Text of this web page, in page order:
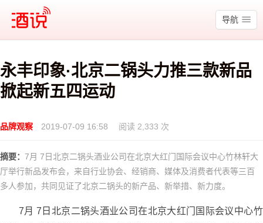
酒说
导航
永丰印象·北京二锅头力推三款新品
掀起新五四运动
品牌观察 2019-07-09 16:58 阅读 2,333 次
摘要： 7月 7日北京二锅头酒业公司在北京大红门国际会议中心竹林轩大
厅举行新品发布会，来自行业协会、经销商、媒体及消费者代表等三百
多人参加，共同见证了北京二锅头的新产品、新举措、新力度。
7月 7日北京二锅头酒业公司在北京大红门国际会议中心竹